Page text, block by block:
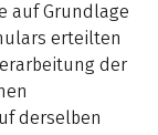
auf Grundlage
erteilten
der
derselben